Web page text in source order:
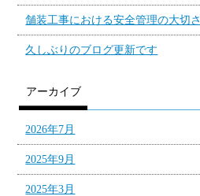
舗装工事における安全管理の大切さ
久しぶりのブログ更新です
アーカイブ
2026年7月
2025年9月
2025年3月